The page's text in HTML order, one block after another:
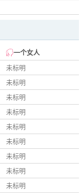
一个女人
未标明
未标明
未标明
未标明
未标明
未标明
未标明
未标明
未标明